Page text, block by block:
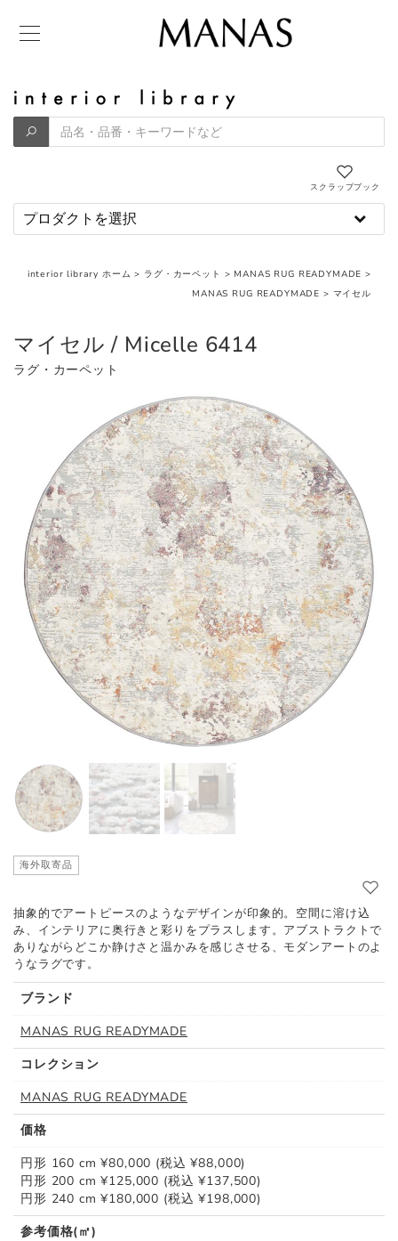
スクラップブック
interior library ホーム > ラグ・カーペット > MANAS RUG READYMADE >
MANAS RUG READYMADE > マイセル
マイセル / Micelle 6414
ラグ・カーペット
海外取寄品
抽象的でアートピースのようなデザインが印象的。空間に溶け込
み、インテリアに奥行きと彩りをプラスします。アブストラクトで
ありながらどこか静けさと温かみを感じさせる、モダンアートのよ
うなラグです。
ブランド
MANAS RUG READYMADE
コレクション
MANAS RUG READYMADE
価格
円形 160 cm ¥80,000 (税込 ¥88,000)
円形 200 cm ¥125,000 (税込 ¥137,500)
円形 240 cm ¥180,000 (税込 ¥198,000)
参考価格(㎡)